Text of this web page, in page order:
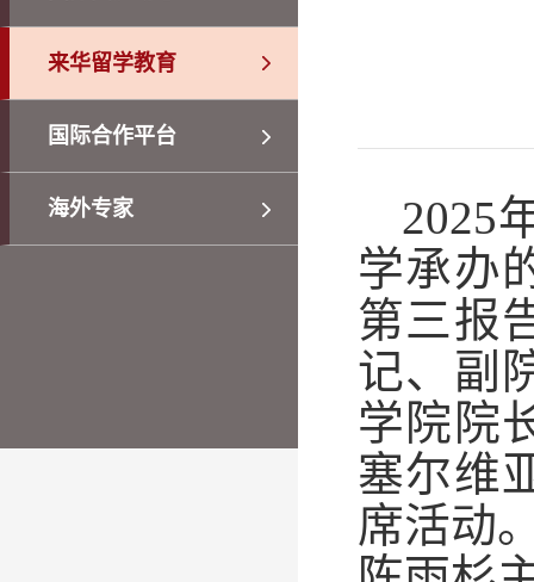
来华留学教育
国际合作平台
海外专家 2025
学承办
第三报
记、副
学院院
塞尔维
席活动